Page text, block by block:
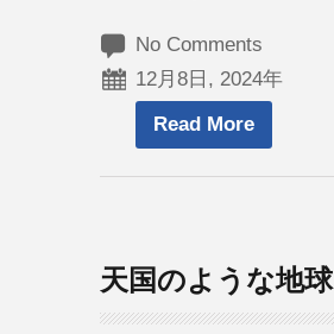
No Comments
12月8日, 2024年
Read More
天国のような地球